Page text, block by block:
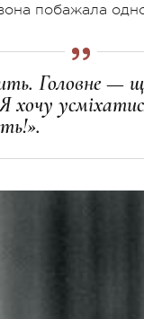
побажала
Головне —
хочу